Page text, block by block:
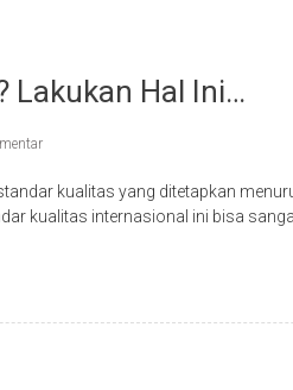
Lakukan Hal Ini…
kualitas yang ditetapkan
kualitas internasional ini bisa